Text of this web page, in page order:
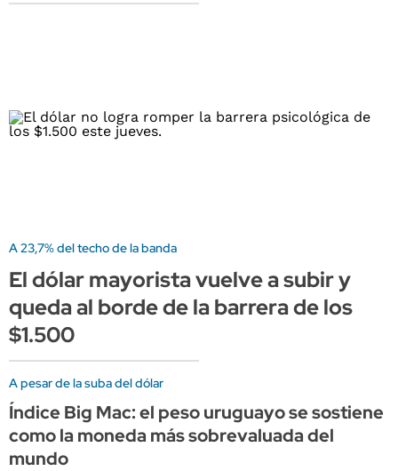
A 23,7% del techo de la banda
El dólar mayorista vuelve a subir y
queda al borde de la barrera de los
$1.500
A pesar de la suba del dólar
Índice Big Mac: el peso uruguayo se sostiene
como la moneda más sobrevaluada del
mundo